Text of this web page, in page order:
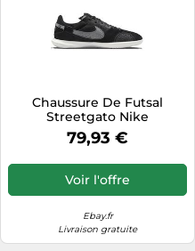
Chaussure De Futsal
Streetgato Nike
79,93 €
Voir l'offre
Ebay.fr
Livraison gratuite